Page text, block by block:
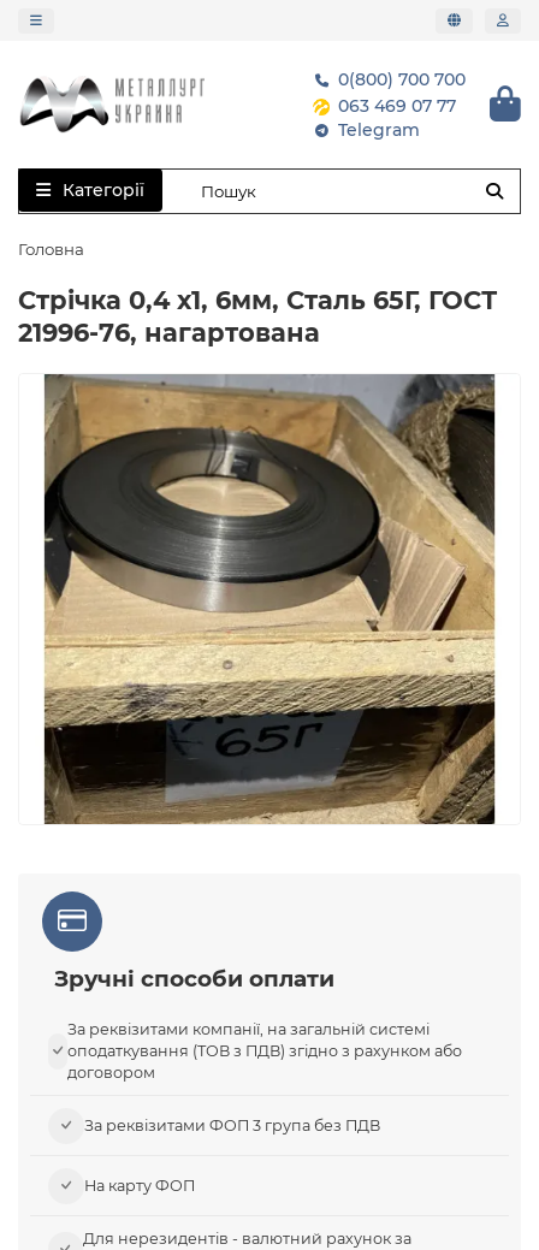
0(800) 700 700
063 469 07 77
Telegram
Категорії
Головна
Стрічка 0,4 х1, 6мм, Сталь 65Г, ГОСТ
21996-76, нагартована
Зручні способи оплати
За реквізитами компанії, на загальній системі
оподаткування (ТОВ з ПДВ) згідно з рахунком або
договором
За реквізитами ФОП 3 група без ПДВ
На карту ФОП
Для нерезидентів - валютний рахунок за